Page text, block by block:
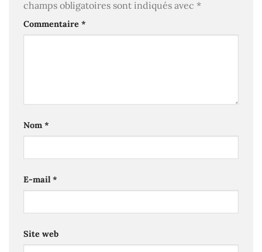
champs obligatoires sont indiqués avec *
Commentaire *
Nom *
E-mail*
Site web